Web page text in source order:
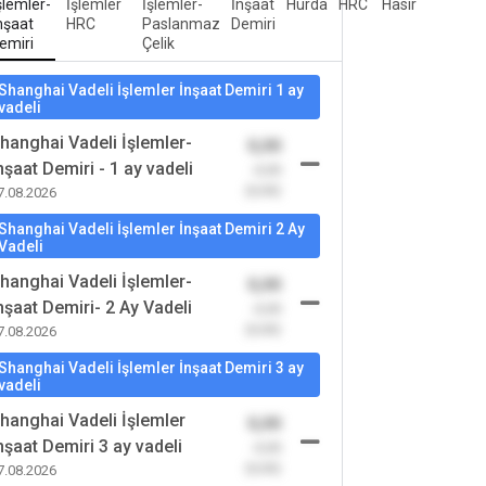
İşlemler
HRC
İşlemler-
Paslanmaz
Çelik
İnşaat
Demiri
Hurda
HRC
Hasır
Vadeli İşlemler İnşaat Demiri 1 ay
Vadeli İşlemler-
Demiri - 1 ay vadeli
0,00
Vadeli İşlemler İnşaat Demiri 2 Ay
Vadeli İşlemler-
Demiri- 2 Ay Vadeli
0,00
Vadeli İşlemler İnşaat Demiri 3 ay
Vadeli İşlemler
Demiri 3 ay vadeli
0,00